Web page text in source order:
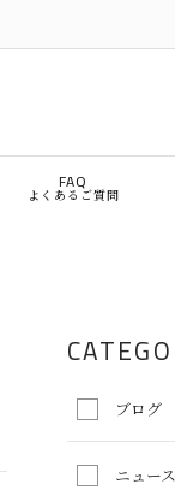
￥200,001～￥
FAQ
よくあるご質問
ブログ
ニュース